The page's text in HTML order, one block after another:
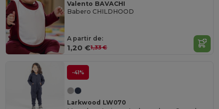
Valento BAVACHI
Babero CHILDHOOD
A partir de:
1,20 €1,33 €
-41%
Larkwood LW070